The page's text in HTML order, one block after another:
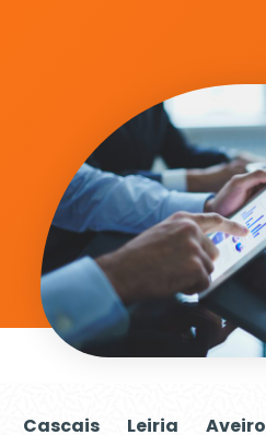
Cascais Leiria Aveiro